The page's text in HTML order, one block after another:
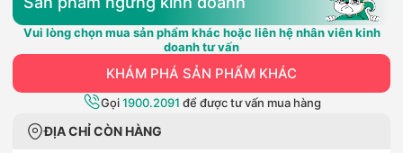
Vui lòng chọn mua sản phẩm khác hoặc liên hệ nhân viên kinh
doanh tư vấn
KHÁM PHÁ SẢN PHẨM KHÁC
Gọi1900.2091 để được tư vấn mua hàng
ĐỊA CHỈ CÒN HÀNG